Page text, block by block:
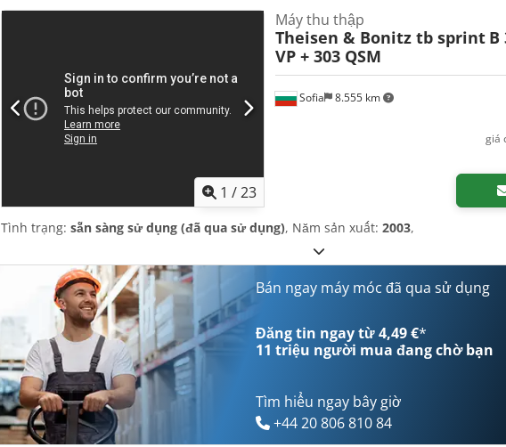
1 /23
Sofia 8.555 km
Máy thu thập
Theisen & Bonitz tb sprint B
VP + 303 QSM
giá
Tình trạng: sẵn sàng sử dụng (đã qua sử dụng), Năm sản xuất: 2003,
Bán ngay máy móc đã qua sử dụng
Đăng tin ngay từ 4,49 €*
11 triệu người mua đang chờ bạn
Tìm hiểu ngay bây giờ
+44 20 806 810 84